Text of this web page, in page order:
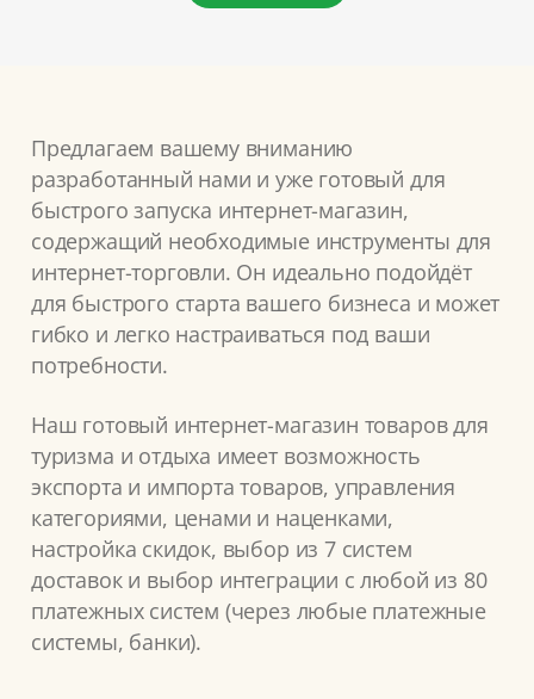
Предлагаем вашему вниманию
разработанный нами и уже готовый для
быстрого запуска интернет-магазин,
содержащий необходимые инструменты для
интернет-торговли. Он идеально подойдёт
для быстрого старта вашего бизнеса и может
гибко и легко настраиваться под ваши
потребности.
Наш готовый интернет-магазин товаров для
туризма и отдыха имеет возможность
экспорта и импорта товаров, управления
категориями, ценами и наценками,
настройка скидок, выбор из 7 систем
доставок и выбор интеграции с любой из 80
платежных систем (через любые платежные
системы, банки).